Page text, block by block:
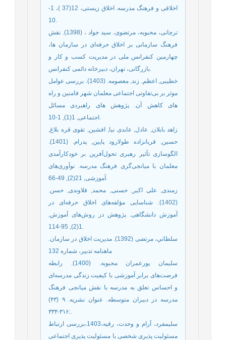
اخلاقی و فرهنگ مدرسه. اخلاق زیستی، 12(37 )، 1-
ترچانی، محبوبه، مرتضوی، سید جواد ، (1398). نقش
فرهنگ سازمانی بر اخلاق حرفه‌ای در سازمان ها،
چهارمین کنفرانس ملی در مدیریت کسب و کار و
خطیبی, اعظم, زند, معصومه. (1403). بررسی عوامل
موثر بر بی‌تفاوتی اجتماعی معلمان شهر فامنین و راه‏
های کاهش آن. پژوهش های راهبردی مسائل
زاهد بابلان, عادل, عابدی نیا, افشین, تقوی قره بلاغ,
حسین, قربانزاده طولارود پایین, پدرام. (1401).
الگو‌سازی تأثیر رهبری تحول‌آفرین بر خودکارآمدی
معلمان با میانجی‌گری فرهنگ مدرسه. نوآوری‌های
زمندی, علی اکبر, حسنی, محمد, قلاوندی, حسن.
(1402). شناسایی مؤلفه‌های اخلاق حرفه‌‌ای در
آموزش دانشگاهی. پژوهش در روش‌های آموزش,
سلطاني، مرتضی (1392). مديريت اخلاق در سازمان.
ماهنامه تدبير، شماره 132
سلیمان پورعمران محبوبه. (1400). رابطه
فرصت‌های برابر آموزشی با کیفیت زندگی مدرسه‌ای
و ‌احساس تعلق به مدرسه با نقش میانجی فرهنگ
مدرسه در ‌دبیران متوسطه. عنوان نشریه. ۹ (۴۳)
سلیمفرد، آرام و وحدت، رقیه،1403،بررسی ارتباط
مسئولیت پذیری شخصی با مسئولیت پذیری اجتماعی